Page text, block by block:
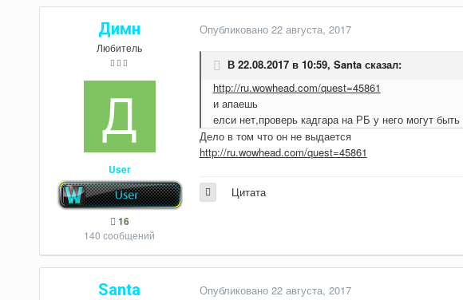
Димн
Любитель
User
16
140 сообщений
Опубликовано 22 августа, 2017
В 22.08.2017 в 10:59, Santaсказал:
http://ru.wowhead.com/quest=45861
и апаешь
елси нет,проверь кадгара на РБ у него могут
Дело в том что он не выдается
http://ru.wowhead.com/quest=45861
Цитата
Santa Опубликовано 22 августа, 2017